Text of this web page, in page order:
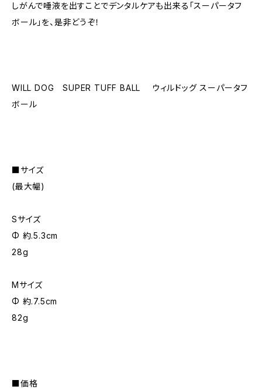
しがんで唾液を出すことでデンタルケアも出来る「スーパータフ
ボール」を、是非どうぞ！
WILL DOG SUPER TUFF BALL ウィルドッグ スーパータフ
ボール
■サイズ
(最大幅)
Sサイズ
Φ 約.5.3cm
28g
Mサイズ
Φ 約.7.5cm
82g
■価格